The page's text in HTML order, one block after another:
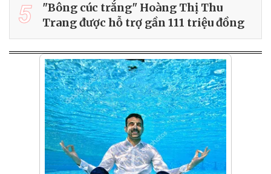
5
"Bông cúc trắng" Hoàng Thị Thu
Trang được hỗ trợ gần 111 triệu đồng